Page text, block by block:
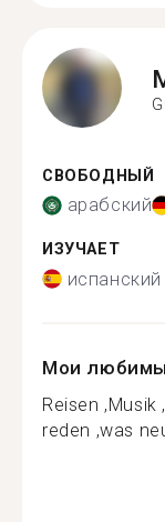
СВОБОДНЫЙ
арабский
ИЗУЧАЕТ
испанский
Мои
Reisen
reden ,was